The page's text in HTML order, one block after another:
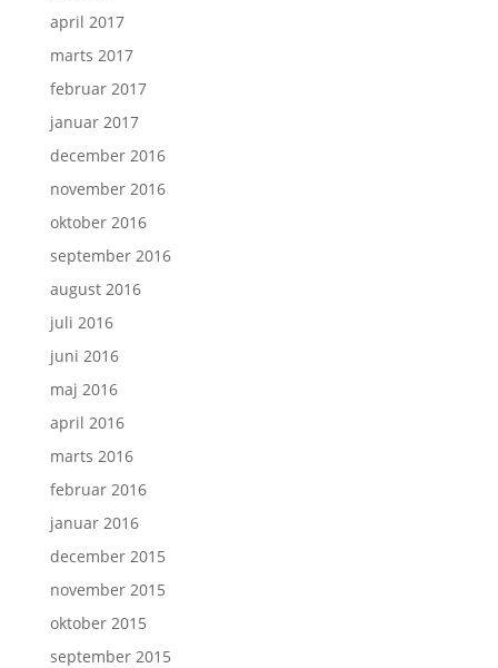
april 2017
marts 2017
februar 2017
januar 2017
december 2016
november 2016
oktober 2016
september 2016
august 2016
juli 2016
juni 2016
maj 2016
april 2016
marts 2016
februar 2016
januar 2016
december 2015
november 2015
oktober 2015
september 2015